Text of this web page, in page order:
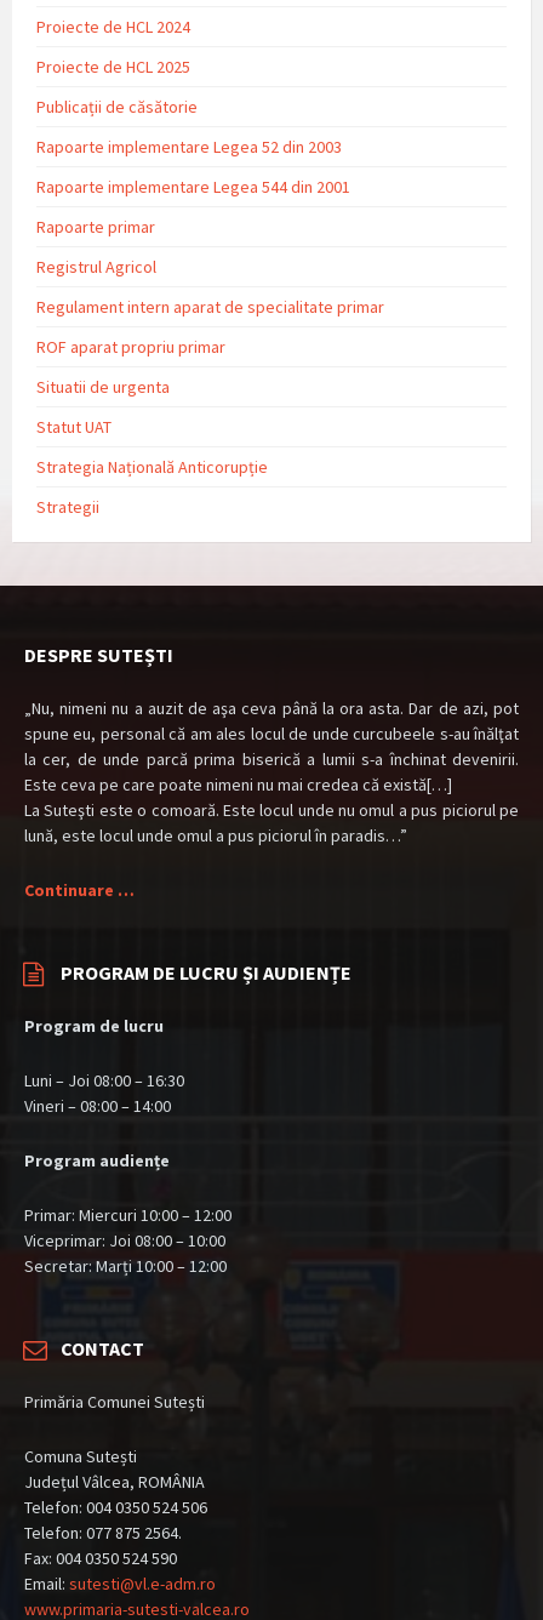
Proiecte de HCL 2024
Proiecte de HCL 2025
Publicații de căsătorie
Rapoarte implementare Legea 52 din 2003
Rapoarte implementare Legea 544 din 2001
Rapoarte primar
Registrul Agricol
Regulament intern aparat de specialitate primar
ROF aparat propriu primar
Situatii de urgenta
Statut UAT
Strategia Națională Anticorupție
Strategii
DESPRE SUTEȘTI
„Nu, nimeni nu a auzit de aşa ceva până la ora asta. Dar de azi, pot
spune eu, personal că am ales locul de unde curcubeele s-au înălţat
la cer, de unde parcă prima biserică a lumii s-a închinat devenirii.
Este ceva pe care poate nimeni nu mai credea că există[…]
La Suteşti este o comoară. Este locul unde nu omul a pus piciorul pe
lună, este locul unde omul a pus piciorul în paradis…”
Continuare …
PROGRAM DE LUCRU ȘI AUDIENȚE
Program de lucru
Luni – Joi 08:00 – 16:30
Vineri – 08:00 – 14:00
Program audiențe
Primar: Miercuri 10:00 – 12:00
Viceprimar: Joi 08:00 – 10:00
Secretar: Marți 10:00 – 12:00
CONTACT
Primăria Comunei Sutești
Comuna Sutești
Județul Vâlcea, ROMÂNIA
Telefon: 004 0350 524 506
Telefon: 077 875 2564.
Fax: 004 0350 524 590
Email: sutesti@vl.e-adm.ro
www.primaria-sutesti-valcea.ro